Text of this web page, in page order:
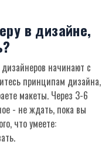
в дизайне,
начинают с
принципам дизайна,
макеты. Через 3-6
- не ждать, пока вы
что умеете: